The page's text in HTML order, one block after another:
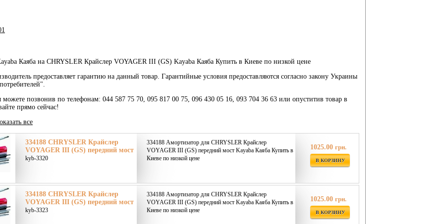
Каяба на CHRYSLER Крайслер VOYAGER III (GS) Kayaba Каяба Купить в Киеве по низкой цене
предоставляет гарантию на данный товар. Гарантийные условия предоставляются согласно закону Украины
можете позвонив по телефонам: 044 587 75 70, 095 817 00 75, 096 430 05 16, 093 704 36 63 или опуститив товар в
прямо сейчас!
все
334188 CHRYSLER Крайслер
VOYAGER III (GS) передний мост
kyb-3320
334188 Амортизатор для CHRYSLER Крайслер
VOYAGER III (GS) передний мост Kayaba Каяба Купить в
Киеве по низкой цене
1025.00 грн.
В КОРЗИНУ
334188 CHRYSLER Крайслер
VOYAGER III (GS) передний мост
kyb-3323
334188 Амортизатор для CHRYSLER Крайслер
VOYAGER III (GS) передний мост Kayaba Каяба Купить в
Киеве по низкой цене
1025.00 грн.
В КОРЗИНУ